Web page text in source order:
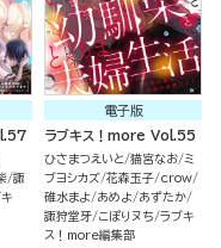
諏
電子版
ラブキス！more Vol.55
ひさまつえいと 猫宮なお ミ
ブヨシカズ 花森玉子 crow
碓水まよ
あめよ
あずたか
諏狩堂牙 こぽりヌち ラブキ
ス！more編集部